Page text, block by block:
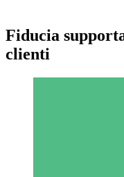
Pacchetti
Fiducia
clienti